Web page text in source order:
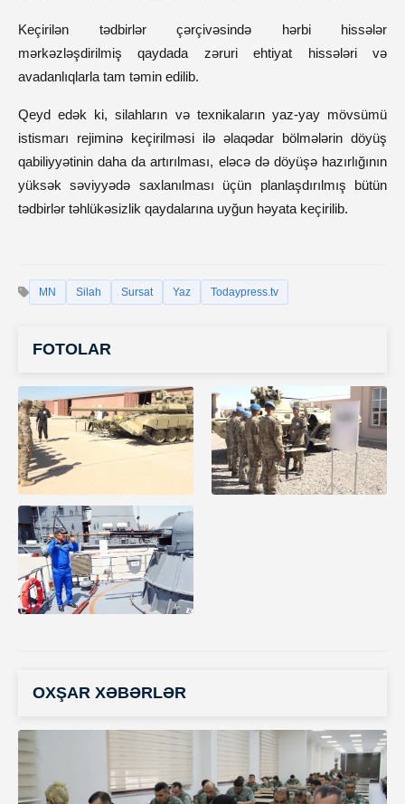
Keçirilən tədbirlər çərçivəsində hərbi hissələr
mərkəzləşdirilmiş qaydada zəruri ehtiyat hissələri və
avadanlıqlarla tam təmin edilib.
Qeyd edək ki, silahların və texnikaların yaz-yay mövsümü
istismarı rejiminə keçirilməsi ilə əlaqədar bölmələrin döyüş
qabiliyyətinin daha da artırılması, eləcə də döyüşə hazırlığının
yüksək səviyyədə saxlanılması üçün planlaşdırılmış bütün
tədbirlər təhlükəsizlik qaydalarına uyğun həyata keçirilib.
MN Silah Sursat Yaz Todaypress.tv
FOTOLAR
OXŞAR XƏBƏRLƏR